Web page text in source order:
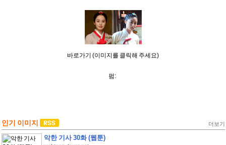
바로가기 (이미지를 클릭해 주세요)
펌:
인기 이미지 더보기
악한 기사 30화 (웹툰)